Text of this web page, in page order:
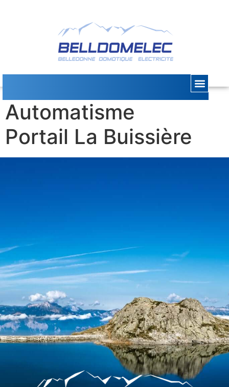
Automatisme
Portail La Buissière